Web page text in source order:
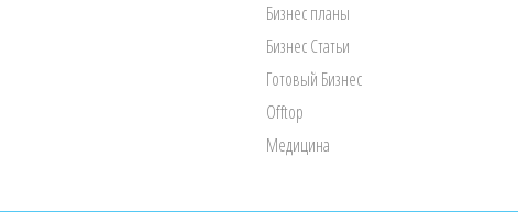
Бизнес планы
Бизнес Статьи
Готовый Бизнес
Offtop
Медицина